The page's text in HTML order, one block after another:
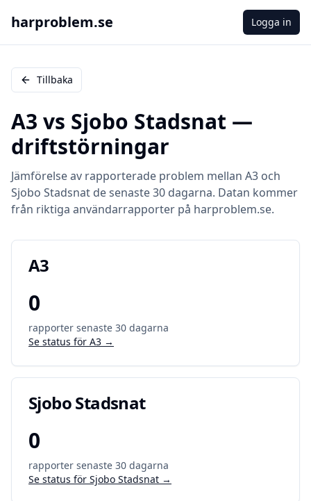
harproblem.se Logga in
Tillbaka
A3 vs Sjobo Stadsnat —
driftstörningar
Jämförelse av rapporterade problem mellan A3 och
Sjobo Stadsnat de senaste 30 dagarna. Datan kommer
från riktiga användarrapporter på harproblem.se.
A3
0
rapporter senaste 30 dagarna
Se status för A3 →
Sjobo Stadsnat
0
rapporter senaste 30 dagarna
Se status för Sjobo Stadsnat →